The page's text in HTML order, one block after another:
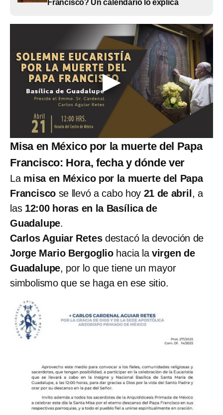
Francisco? Un calendario lo explica
Misa en México por la muerte del Papa
Francisco: Hora, fecha y dónde ver
La misa en México por la muerte del Papa
Francisco se llevó a cabo hoy 21 de abril , a
las 12:00 horas en la Basílica de
Guadalupe.
Carlos Aguiar Retes destacó la devoción de
Jorge Mario Bergoglio hacia lavirgen de
Guadalupe, por lo que tiene un mayor
simbolismo que se haga en ese sitio.